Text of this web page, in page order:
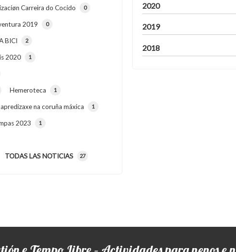
TODAS LAS NOTICIAS 27
Carreira do Cocido 0
2019 0
BICI 2
2020 1
Hemeroteca 1
na coruña máxica 1
2023 1
2020
2019
2018